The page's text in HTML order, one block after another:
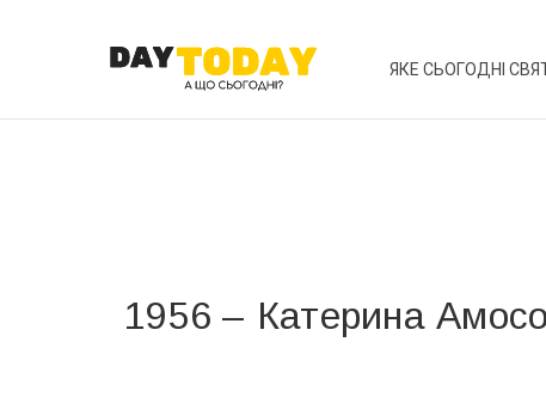
ЯКЕ СЬОГОДНІ
1956 – Катерина